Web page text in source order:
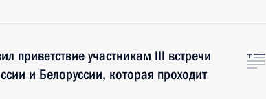
приветствие участникам III встречи
и Белоруссии, которая проходит